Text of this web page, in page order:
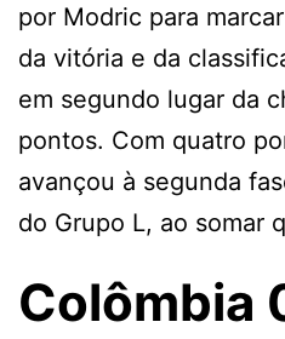
por Modric para
da vitória e da
em segundo lugar da
pontos. Com quatro
avançou à segunda
do Grupo L, ao somar
Colômbia